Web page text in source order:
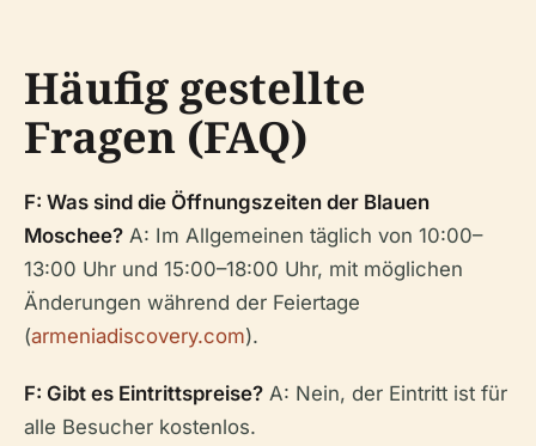
Häufig gestellte
Fragen (FAQ)
F: Was sind die Öffnungszeiten der Blauen
Moschee? A: Im Allgemeinen täglich von 10:00–
13:00 Uhr und 15:00–18:00 Uhr, mit möglichen
Änderungen während der Feiertage
(armeniadiscovery.com).
F: Gibt es Eintrittspreise? A: Nein, der Eintritt ist für
alle Besucher kostenlos.